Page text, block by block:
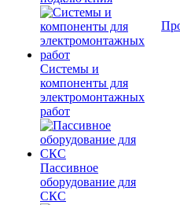
Системы и
компоненты для
электромонтажных
работ
Пассивное
оборудование для
СКС